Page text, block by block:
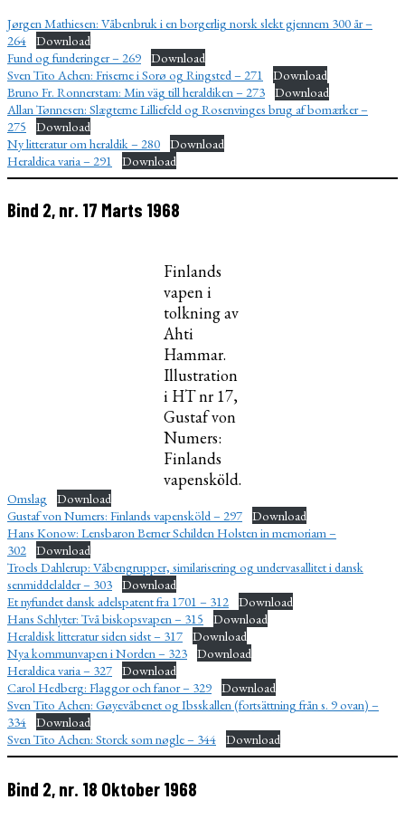
Jørgen Mathiesen: Våbenbruk i en borgerlig norsk slekt gjennem 300 år –
264 Download
Fund og funderinger – 269 Download
Sven Tito Achen: Friserne i Sorø og Ringsted – 271
Download
Bruno Fr. Ronnerstam: Min väg till heraldiken – 273 Download
Allan Tønnesen: Slægterne Lilliefeld og Rosenvinges brug af bomærker –
275
Download
Ny litteratur om heraldik – 280 Download
Heraldica varia – 291
Download
Bind 2, nr. 17 Marts 1968
Finlands
vapen i
tolkning av
Ahti
Hammar.
Illustration
i HT nr 17,
Gustaf von
Numers:
Finlands
vapensköld.
Omslag
Download
Gustaf von Numers: Finlands vapensköld – 297 Download
Hans Konow: Lensbaron Berner Schilden Holsten in memoriam –
302 Download
Troels Dahlerup: Våbengrupper, similarisering og undervasallitet i dansk
senmiddelalder – 303 Download
Et nyfundet dansk adelspatent fra 1701 – 312 Download
Hans Schlyter: Två biskopsvapen – 315
Download
Heraldisk litteratur siden sidst – 317 Download
Nya kommunvapen i Norden – 323 Download
Heraldica varia – 327 Download
Carol Hedberg: Flaggor och fanor – 329 Download
Sven Tito Achen: Gøyevåbenet og Ibsskallen (fortsättning från s. 9 ovan) –
334 Download
Sven Tito Achen: Storck som nøgle – 344 Download
Bind 2, nr. 18 Oktober 1968